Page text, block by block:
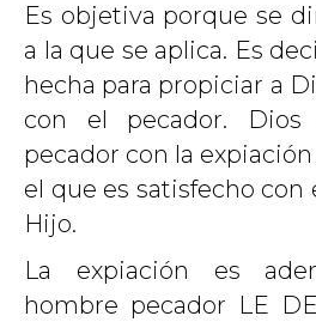
Es objetiva porque se
a la que se aplica. Es
hecha para propiciar a
con el pecador. Dios
pecador con la
el que es satisfecho con
Hijo.
La expiación es
hombre pecador LE